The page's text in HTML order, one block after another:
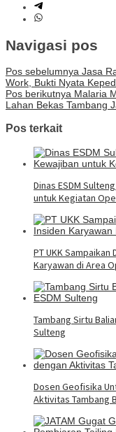
Navigasi pos
Pos sebelumnya Jasa
Work, Bukti Nyata
Pos berikutnya Malaria
Lahan Bekas Tambang
Pos terkait
Dinas ESDM
untuk Kegiatan
PT UKK Sampaikan
Karyawan di Area
Tambang Sirtu
Sulteng
Dosen Geofisika
Aktivitas Tambang